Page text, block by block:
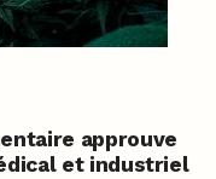
approuve
et industriel